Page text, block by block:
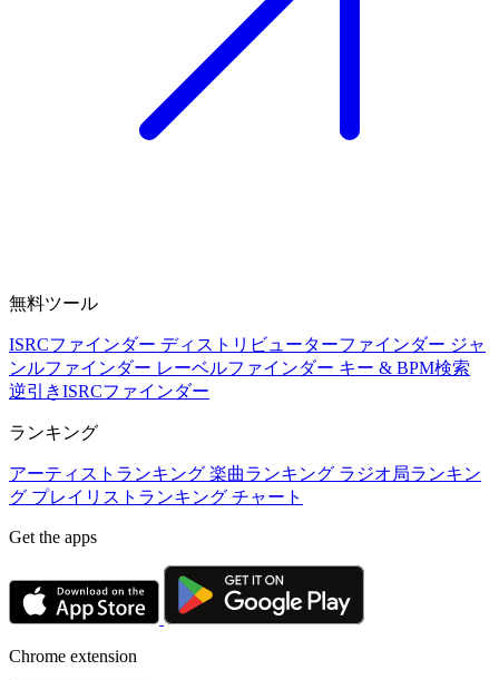
無料ツール
ISRCファインダー ディストリビューターファインダー ジャ
ンルファインダー レーベルファインダー キー & BPM検索
逆引きISRCファインダー
ランキング
アーティストランキング 楽曲ランキング ラジオ局ランキン
グ プレイリストランキング チャート
Get the apps
Chrome extension